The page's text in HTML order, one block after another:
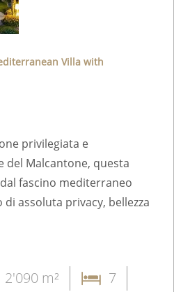
Villa with
privilegiata e
del Malcantone, questa
fascino mediterraneo
assoluta privacy, bellezza
2'090 m²
7